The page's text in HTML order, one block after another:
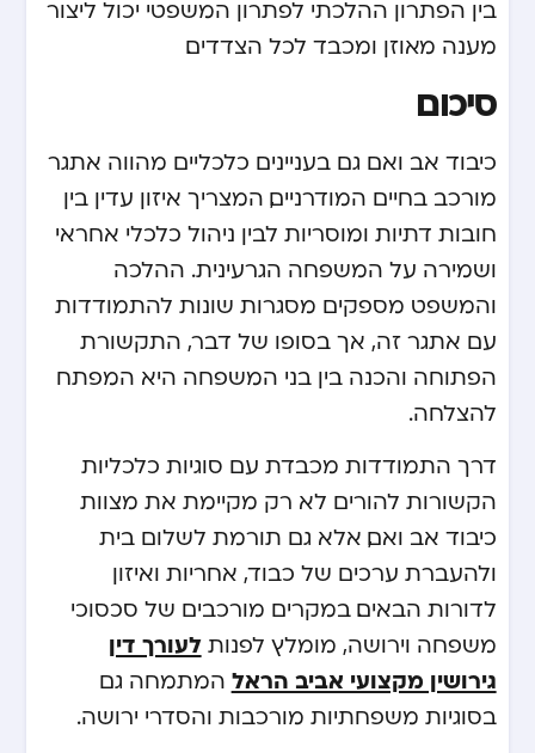
בין הפתרון ההלכתי לפתרון המשפטי יכול ליצור
מענה מאוזן ומכבד לכל הצדדים.
סיכום
כיבוד אב ואם גם בעניינים כלכליים מהווה אתגר
מורכב בחיים המודרניים, המצריך איזון עדין בין
חובות דתיות ומוסריות לבין ניהול כלכלי אחראי
ושמירה על המשפחה הגרעינית. ההלכה
והמשפט מספקים מסגרות שונות להתמודדות
עם אתגר זה, אך בסופו של דבר, התקשורת
הפתוחה והכנה בין בני המשפחה היא המפתח
להצלחה.
דרך התמודדות מכבדת עם סוגיות כלכליות
הקשורות להורים לא רק מקיימת את מצוות
כיבוד אב ואם, אלא גם תורמת לשלום בית
ולהעברת ערכים של כבוד, אחריות ואיזון
לדורות הבאים. במקרים מורכבים של סכסוכי
משפחה וירושה, מומלץ לפנותלעורך דין
גירושין מקצועי אביב הראל המתמחה גם
בסוגיות משפחתיות מורכבות והסדרי ירושה.